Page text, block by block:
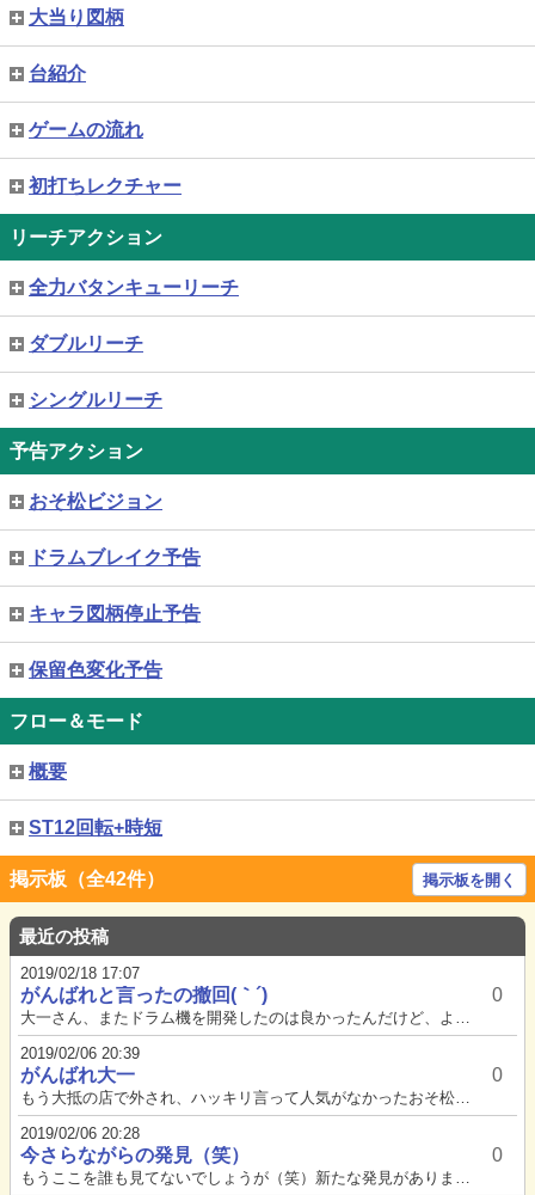
大当り図柄
台紹介
ゲームの流れ
初打ちレクチャー
リーチアクション
全力バタンキューリーチ
ダブルリーチ
シングルリーチ
予告アクション
おそ松ビジョン
ドラムブレイク予告
キャラ図柄停止予告
保留色変化予告
フロー＆モード
概要
ST12回転+時短
掲示板（全42件） 掲示板を開く
最近の投稿
2019/02/18 17:07
がんばれと言ったの撤回(｀´)
大一さん、またドラム機を開発したのは良かったんだけど、よりによって私がこよなく愛するフィーバークイーンを比較対象にして『...
0
2019/02/06 20:39
がんばれ大一
もう大抵の店で外され、ハッキリ言って人気がなかったおそ松のドラムですが、ドラムのエヴァンゲリオンや、ドラムゴルゴ13より...
0
2019/02/06 20:28
今さらながらの発見（笑）
もうここを誰も見てないでしょうが（笑）新たな発見がありました。キャラ図柄停止予告があると、7中段シングルリーチ→発展でダ...
0